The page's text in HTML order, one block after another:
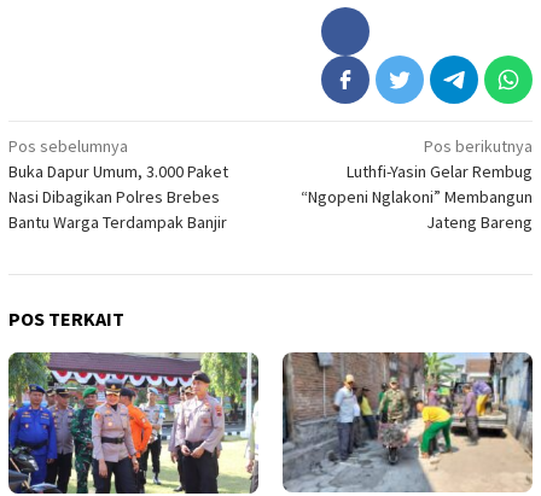
Navigasi
pos
Pos sebelumnya
Buka Dapur Umum, 3.000 Paket
Nasi Dibagikan Polres Brebes
Bantu Warga Terdampak Banjir
Pos berikutnya
Luthfi-Yasin Gelar Rembug
“Ngopeni Nglakoni” Membangun
Jateng Bareng
POS TERKAIT